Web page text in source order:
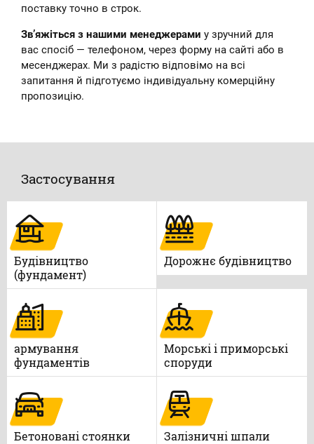
поставку точно в строк.
Зв’яжіться з нашими менеджерами у зручний для
вас спосіб — телефоном, через форму на сайті або в
месенджерах. Ми з радістю відповімо на всі
запитання й підготуємо індивідуальну комерційну
пропозицію.
Застосування
Будівництво
(фундамент)
Дорожнє будівництво
армування
фундаментів
Морські і приморські
споруди
Бетоновані стоянки Залізничні шпали